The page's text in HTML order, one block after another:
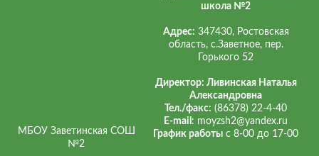
МБОУ Заветинская СОШ
№2
школа №2
Адрес: 347430, Ростовская
область, с.Заветное, пер.
Горького 52
Директор: Ливинская Наталья
Александровна
Тел./факс: (86378) 22-4-40
E-mail : moyzsh2@yandex.ru
График работы с 8-00 до 17-00